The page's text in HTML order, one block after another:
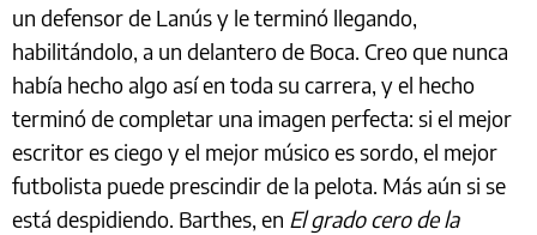
un defensor de Lanús y le terminó llegando,
habilitándolo, a un delantero de Boca. Creo que nunca
había hecho algo así en toda su carrera, y el hecho
terminó de completar una imagen perfecta: si el mejor
escritor es ciego y el mejor músico es sordo, el mejor
futbolista puede prescindir de la pelota. Más aún si se
está despidiendo. Barthes, en El grado cero de la